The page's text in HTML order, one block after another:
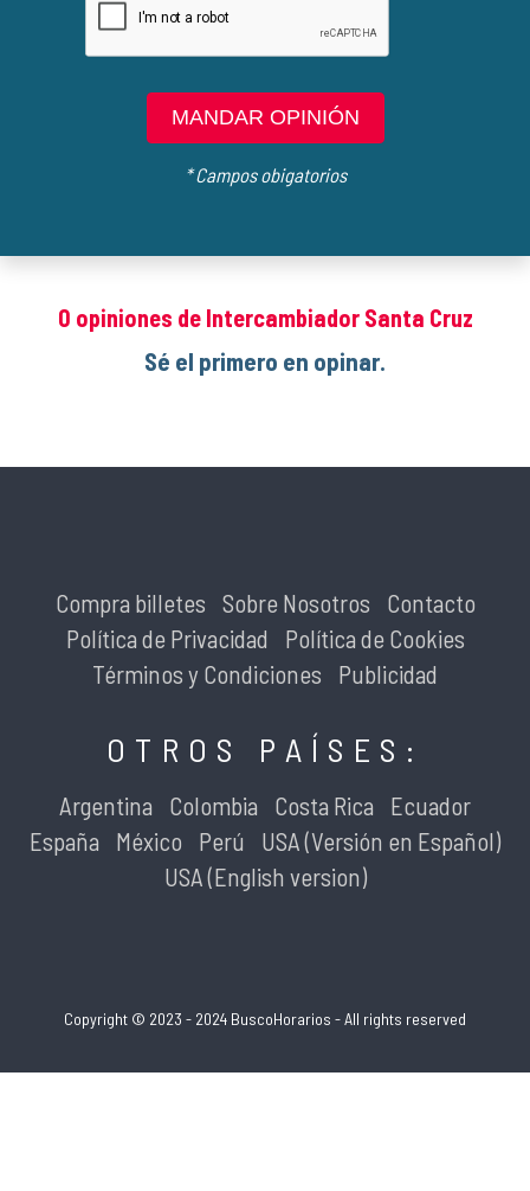
MANDAR OPINIÓN
* Campos obigatorios
0 opiniones de Intercambiador Santa Cruz
Sé el primero en opinar.
Compra billetes Sobre Nosotros
Contacto
Política de Privacidad
Política de Cookies
Términos y Condiciones
Publicidad
OTROS PAÍSES:
Argentina Colombia Costa Rica
Ecuador
España
México Perú
USA (Versión en Español)
USA (English version)
Copyright © 2023 - 2024 BuscoHorarios - All rights reserved